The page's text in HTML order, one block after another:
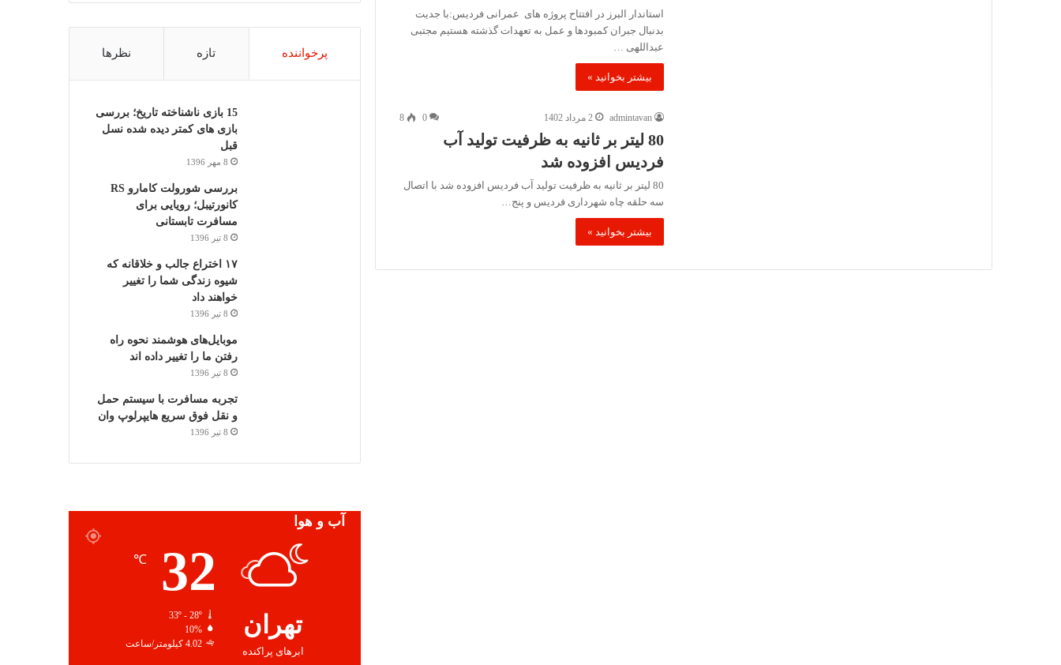
استاندار البرز در افتتاح پروژه های عمرانی فردیس:با جدیت
بدنبال جبران کمبودها و عمل به تعهدات گذشته هستیم مجتبی
عبداللهی …
بیشتر بخوانید »
admintavan 2 مرداد 1402 0
8
80 لیتر بر ثانیه به ظرفیت تولید آب
فردیس افزوده شد
80 لیتر بر ثانیه به ظرفیت تولید آب فردیس افزوده شد با اتصال
سه حلقه چاه شهرداری فردیس و پنج…
بیشتر بخوانید »
پرخواننده تازه نظرها
15 بازی ناشناخته تاریخ؛ بررسی
بازی های کمتر دیده شده نسل
قبل
8 مهر 1396
بررسی شورولت کامارو RS
کانورتیبل؛ رویایی برای
مسافرت تابستانی
8 تیر 1396
۱۷ اختراع جالب و خلاقانه که
شیوه زندگی شما را تغییر
خواهند داد
8 تیر 1396
موبایل‌های هوشمند نحوه راه
رفتن ما را تغییر داده اند
8 تیر 1396
تجربه مسافرت با سیستم حمل
و نقل فوق سریع هایپرلوپ وان
8 تیر 1396
آب و هوا
تهران
ابرهای پراکنده
32
℃
33º - 28º
10%
4.02 کیلومتر/ساعت